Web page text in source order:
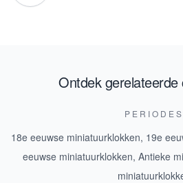
Ontdek gerelateerde
PERIODES
18e eeuwse miniatuurklokken, 19e
eeuwse miniatuurklokken, Antieke